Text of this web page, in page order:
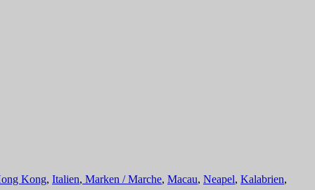
Kong, Italien, Marken / Marche, Macau, Neapel, Kalabrien,